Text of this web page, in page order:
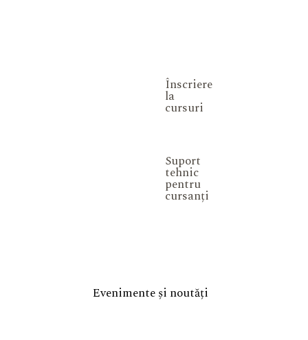
Înscriere
la
cursuri
Suport
tehnic
pentru
cursanți
Evenimente și noutăți